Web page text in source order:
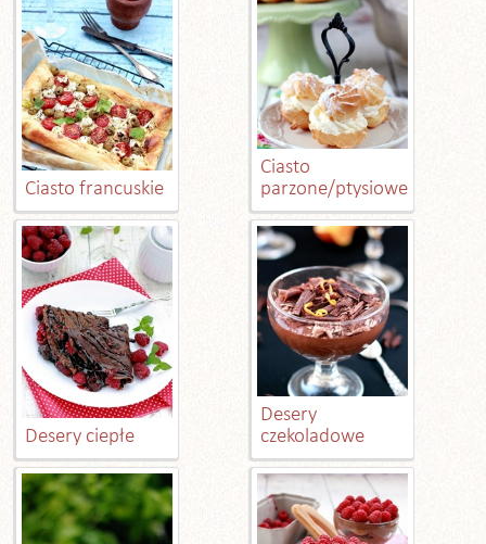
Ciasto francuskie
Ciasto
parzone/ptysiowe
Desery ciepłe
Desery
czekoladowe